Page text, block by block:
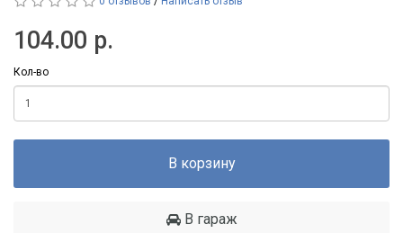
104.00 р.
Кол-во
В корзину
В гараж